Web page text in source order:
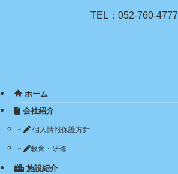
TEL：052-760-4777
ホーム
会社紹介
個人情報保護方針
教育・研修
施設紹介